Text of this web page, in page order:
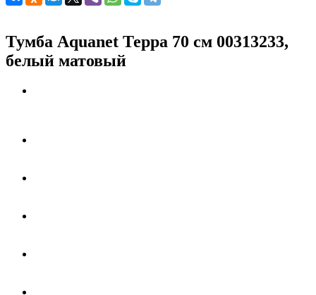
Тумба Aquanet Терра 70 см 00313233,
белый матовый